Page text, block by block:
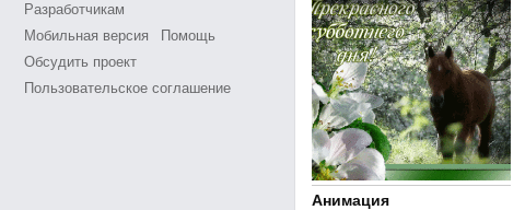
Разработчикам
Мобильная версия
Помощь
Обсудить проект
Пользовательское соглашение
Анимация